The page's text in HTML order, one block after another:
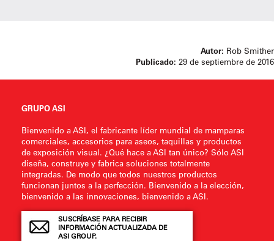
Autor: Rob Smither
Publicado: 29 de septiembre de 2016
GRUPO ASI
Bienvenido a ASI, el fabricante líder mundial de mamparas
comerciales, accesorios para aseos, taquillas y productos
de exposición visual. ¿Qué hace a ASI tan único? Sólo ASI
diseña, construye y fabrica soluciones totalmente
integradas. De modo que todos nuestros productos
funcionan juntos a la perfección. Bienvenido a la elección,
bienvenido a las innovaciones, bienvenido a ASI.
SUSCRÍBASE PARA RECIBIR
INFORMACIÓN ACTUALIZADA DE
ASI GROUP.